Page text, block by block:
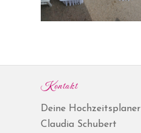
Kontakt
Deine Hochzeitsplaner
Claudia Schubert